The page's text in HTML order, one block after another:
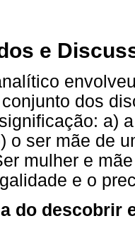
e
dos
a)
o ser mãe de
mulher e
e o
do descobrir